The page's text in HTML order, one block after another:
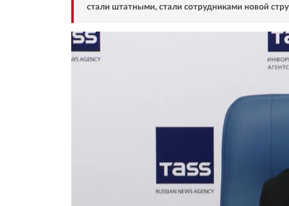
стали штатными, стали сотрудниками новой